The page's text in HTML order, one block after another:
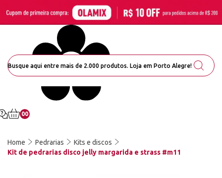
00
Home Pedrarias
Kits e discos
Kit de pedrarias disco jelly margarida e strass #m11